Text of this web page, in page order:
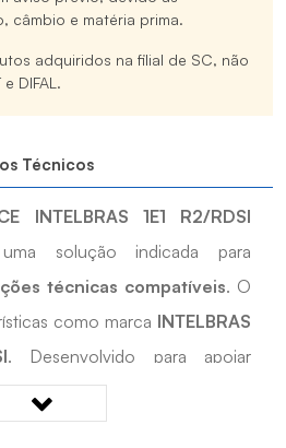
câmbio e matéria prima.
adquiridos na filial de SC, não
DIFAL.
Técnicos
INTELBRAS 1E1 R2/RDSI
solução indicada para
técnicas compatíveis. O
como marca INTELBRAS
. Desenvolvido para apoiar
manutenções e projetos
, é uma opção prática para